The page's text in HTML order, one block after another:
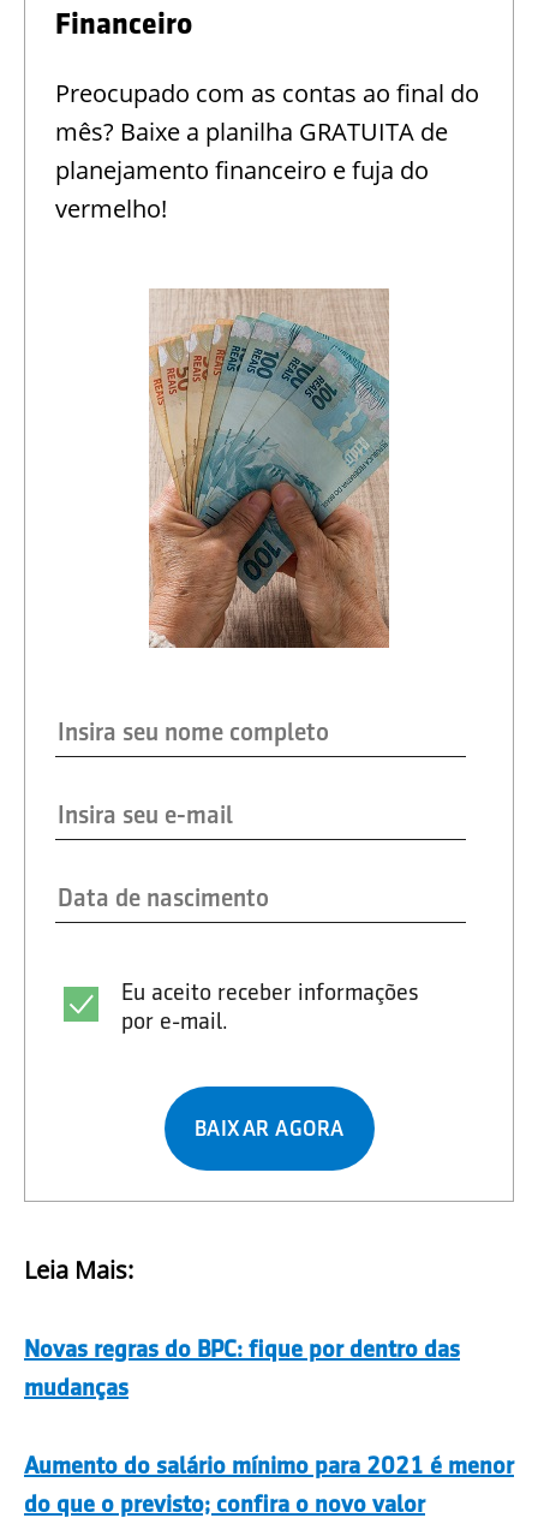
Financeiro
Preocupado com as contas ao final do
mês? Baixe a planilha GRATUITA de
planejamento financeiro e fuja do
vermelho!
Eu aceito receber informações
por e-mail.
BAIXAR AGORA
Leia Mais:
Novas regras do BPC: fique por dentro das
mudanças
Aumento do salário mínimo para 2021 é menor
do que o previsto; confira o novo valor